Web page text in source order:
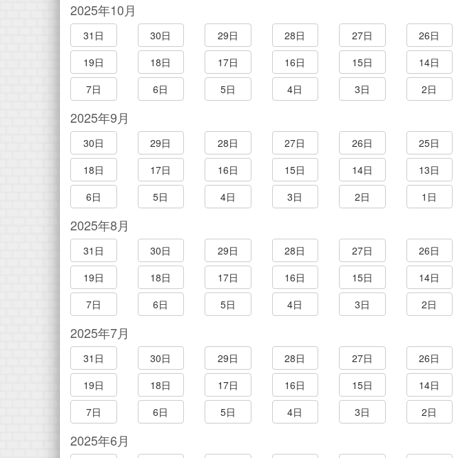
2025年10月
31日 30日 29日 28日 27日 26日
19日
18日 17日 16日 15日 14日
7日
6日 5日 4日 3日 2日
2025年9月
30日 29日 28日 27日 26日 25日
18日
17日 16日 15日 14日 13日
6日
5日 4日 3日 2日 1日
2025年8月
31日 30日 29日 28日 27日 26日
19日
18日 17日 16日 15日 14日
7日
6日 5日 4日 3日 2日
2025年7月
31日 30日 29日 28日 27日 26日
19日
18日 17日 16日 15日 14日
7日
6日 5日 4日 3日 2日
2025年6月